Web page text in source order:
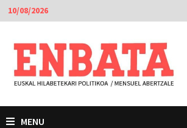
Passer
au
contenu
10/08/2026
MENU